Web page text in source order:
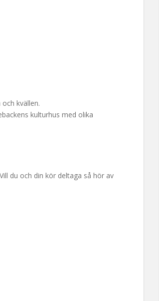
kvällen.
kulturhus med olika
du och din kör deltaga så hör av